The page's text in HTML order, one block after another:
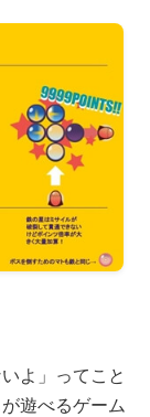
よ」ってこと
遊べるゲーム